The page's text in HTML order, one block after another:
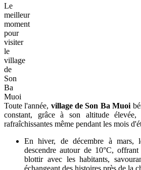
Le
meilleur
moment
pour
visiter
le
village
de
Son
Ba
Muoi
Toute l'année, village de Son Ba Muoi
constant, grâce à son altitude élevée,
rafraîchissantes même pendant les mois
En hiver, de décembre à mars,
descendre autour de 10°C,
blottir avec les habitants,
échangeant des histoires près de la